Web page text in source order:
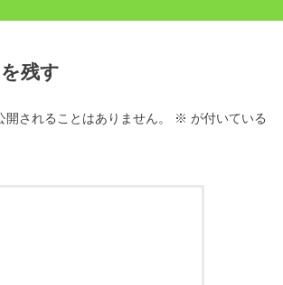
残す
されることはありません。 ※ が付いている